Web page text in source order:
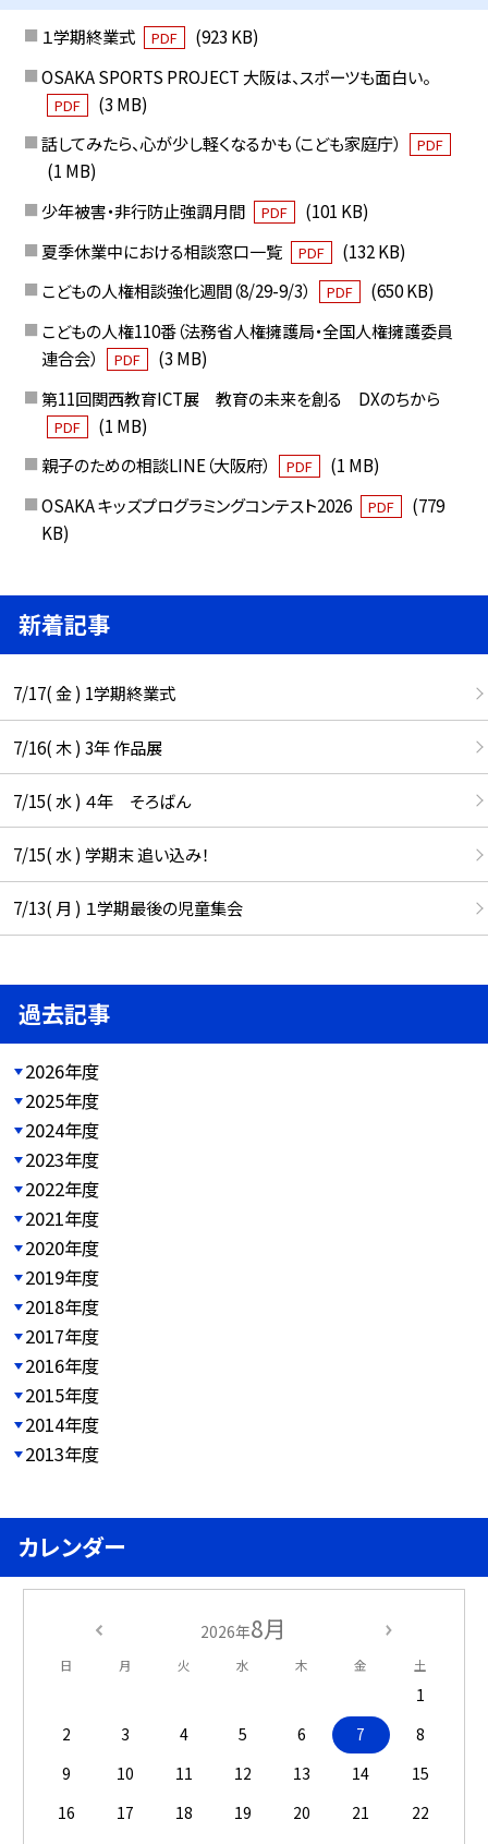
１学期終業式 PDF
(923 KB)
OSAKA SPORTS PROJECT 大阪は、スポーツも面白い。
PDF
(3 MB)
話してみたら、心が少し軽くなるかも（こども家庭庁）
PDF
(1 MB)
少年被害・非行防止強調月間
PDF
(101 KB)
夏季休業中における相談窓口一覧
PDF
(132 KB)
こどもの人権相談強化週間（8/29-9/3）
PDF
(650 KB)
こどもの人権110番（法務省人権擁護局・全国人権擁護委員
連合会）
PDF
(3 MB)
第11回関西教育ICT展 教育の未来を創る DXのちから
PDF
(1 MB)
親子のための相談LINE（大阪府）
PDF
(1 MB)
OSAKA キッズプログラミングコンテスト2026
PDF
(779
KB)
新着記事
7/17( 金 ) 1学期終業式
7/16( 木 ) 3年 作品展
7/15( 水 ) ４年 そろばん
7/15( 水 ) 学期末 追い込み！
7/13( 月 ) １学期最後の児童集会
過去記事
2026年度
2025年度
2024年度
2023年度
2022年度
2021年度
2020年度
2019年度
2018年度
2017年度
2016年度
2015年度
2014年度
2013年度
カレンダー
2026年8月
日 月 火 水 木 金 土
1
2
3 4 5 6 7
8
9
10 11 12 13 14
15
16
17 18 19 20 21
22